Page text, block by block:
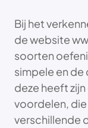
Bij het
de website
soorten
simpele en de
deze heeft
voordelen,
verschillende